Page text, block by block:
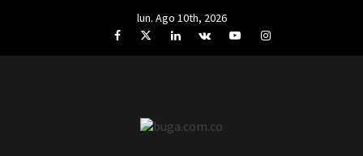
lun. Ago 10th, 2026
FacebookTwitterLinkedIn
VK YouTubeInstagram